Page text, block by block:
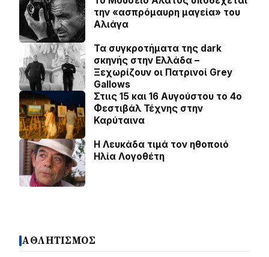
την «ασπρόμαυρη μαγεία» του
Αλιάγα
Τα συγκροτήματα της dark
σκηνής στην Ελλάδα –
Ξεχωρίζουν οι Πατρινοί Grey
Gallows
Στιις 15 και 16 Αυγούστου το 4ο
Φεστιβάλ Τέχνης στην
Καρύταινα
Η Λευκάδα τιμά τον ηθοποιό
Ηλία Λογοθέτη
ΑΘΛΗΤΙΣΜΟΣ